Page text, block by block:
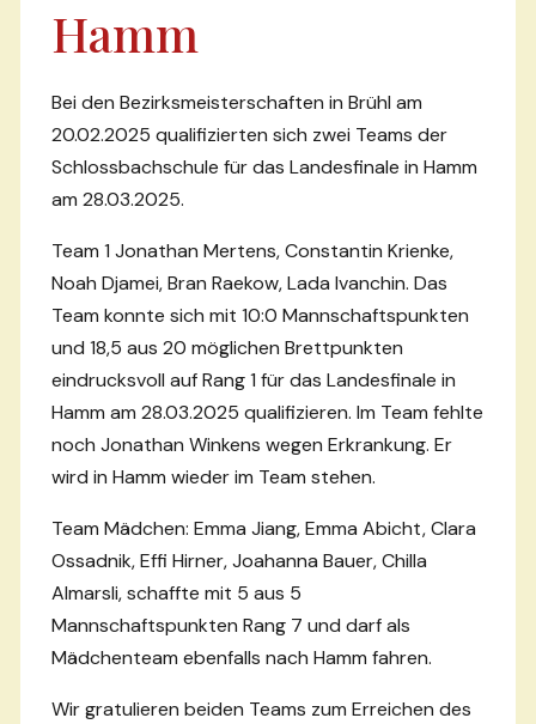
Hamm
Bei den Bezirksmeisterschaften in Brühl am
20.02.2025 qualifizierten sich zwei Teams der
Schlossbachschule für das Landesfinale in Hamm
am 28.03.2025.
Team 1 Jonathan Mertens, Constantin Krienke,
Noah Djamei, Bran Raekow, Lada Ivanchin. Das
Team konnte sich mit 10:0 Mannschaftspunkten
und 18,5 aus 20 möglichen Brettpunkten
eindrucksvoll auf Rang 1 für das Landesfinale in
Hamm am 28.03.2025 qualifizieren. Im Team fehlte
noch Jonathan Winkens wegen Erkrankung. Er
wird in Hamm wieder im Team stehen.
Team Mädchen: Emma Jiang, Emma Abicht, Clara
Ossadnik, Effi Hirner, Joahanna Bauer, Chilla
Almarsli, schaffte mit 5 aus 5
Mannschaftspunkten Rang 7 und darf als
Mädchenteam ebenfalls nach Hamm fahren.
Wir gratulieren beiden Teams zum Erreichen des